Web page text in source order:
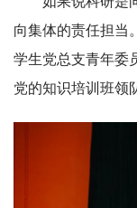
向集体的责任担当
学生党总支青年委
党的知识培训班领